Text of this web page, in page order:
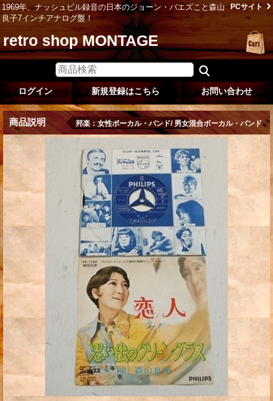
1969年、ナッシュビル録音の日本のジョーン・バエズこと森山
良子7インチアナログ盤！
PCサイト
retro shop MONTAGE
ログイン 新規登録はこちら お問い合わせ
商品説明 邦楽：女性ボーカル・バンド/ 男女混合ボーカル・バンド